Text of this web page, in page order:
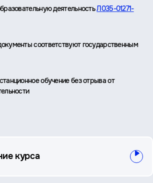
деятельностьЛ035-01271-
соответствуют государственным
обучение без отрыва от
курса